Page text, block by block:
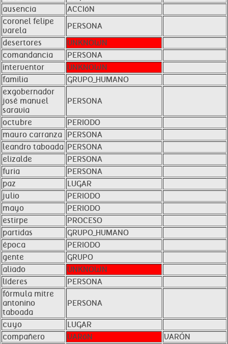
ausencia
ACCIóN
coronel felipe
varela
PERSONA
desertores
UNKNOWN
comandancia
PERSONA
interventor
UNKNOWN
familia
GRUPO_HUMANO
exgobernador
josé manuel
saravia
PERSONA
octubre
PERIODO
mauro carranza
PERSONA
leandro taboada PERSONA
elizalde
PERSONA
furia
PERSONA
paz
LUGAR
julio
PERIODO
mayo
PERIODO
estirpe
PROCESO
partidas
GRUPO_HUMANO
época
PERIODO
gente
GRUPO
aliado
UNKNOWN
líderes
PERSONA
fórmula mitre
antonino
taboada
PERSONA
cuyo
LUGAR
compañero
VARóN
VARÓN